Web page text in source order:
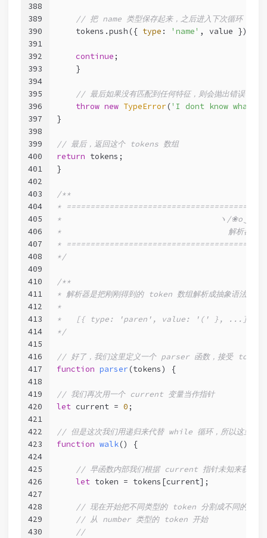
388
389
390
391
392
393
394
395
396
397
398
399
400
401
402
403
404
405
406
407
408
409
410
411
412
413
414
415
416
417
418
419
420
421
422
423
424
425
426
427
428
429
430
// 把 name 类型保存起来，之后进入下次循环
    tokens.push({
type : 'name' , value });
continue ;
    }
// 最后如果没有匹配到任何特征，则会抛出错误
throw new TypeError ('I dont know what
}
// 最后，返回这个 tokens 数组
return tokens;
}
/**
*
*                                   解析器!!!
*
*/
/**
* 解析器是把刚刚得到的 token 数组解析成抽象语法树
*
*   [{ type: 'paren', value: '(' }, ...]
*/
// 好了，我们这里定义一个 parser 函数，接受
function parser (tokens) {
// 我们再次用一个 current 变量当作指针
let current = 0 ;
// 但是这次我们用递归来代替 while 循环，所以这里我
function walk() {
// 早函数内部我们根据 current 指针未知来获取
let token = tokens[current];
// 现在开始把不同类型的 token 分割成不同的代码
// 从 number 类型的 token 开始
//